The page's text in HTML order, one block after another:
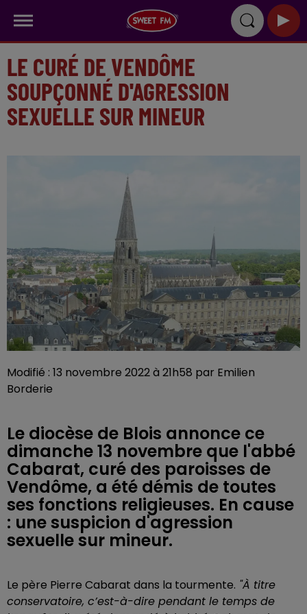
LE CURÉ DE VENDÔME
SOUPÇONNÉ D'AGRESSION
SEXUELLE SUR MINEUR
Modifié : 13 novembre 2022 à 21h58 par Emilien
Borderie
Le diocèse de Blois annonce ce
dimanche 13 novembre que l'abbé
Cabarat, curé des paroisses de
Vendôme, a été démis de toutes
ses fonctions religieuses. En cause
: une suspicion d'agression
sexuelle sur mineur.
Le père Pierre Cabarat dans la tourmente. "À titre
conservatoire, c’est-à-dire pendant le temps de